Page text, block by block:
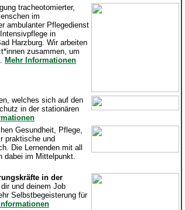
tracheotomierter,
im
ambulanter Pflegedienst
in
Harzburg. Wir arbeiten
zusammen, um
Mehr Informationen
welches sich auf den
in der stationären
Gesundheit, Pflege,
praktische und
Die Lernenden mit all
dabei im Mittelpunkt.
in der
und deinem Job
Selbstbegeisterung für